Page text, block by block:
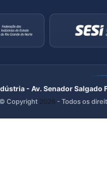
- Av. Senador
© Copyright 2026 - Todos os